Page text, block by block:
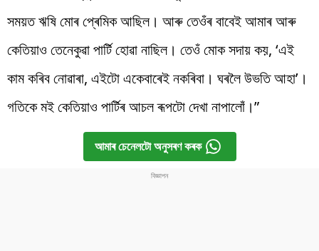
সময়ত ঋষি মোৰ প্ৰেমিক আছিল। আৰু তেওঁৰ বাবেই আমাৰ আৰু
কেতিয়াও তেনেকুৱা পাৰ্টি হোৱা নাছিল। তেওঁ মোক সদায় কয়, ‘এই
কাম কৰিব নোৱাৰা, এইটো একেবাৰেই নকৰিবা। ঘৰলৈ উভতি আহা’।
গতিকে মই কেতিয়াও পাৰ্টিৰ আচল ৰূপটো দেখা নাপালোঁ।”
আমাৰ চেনেলটো অনুসৰণ কৰক